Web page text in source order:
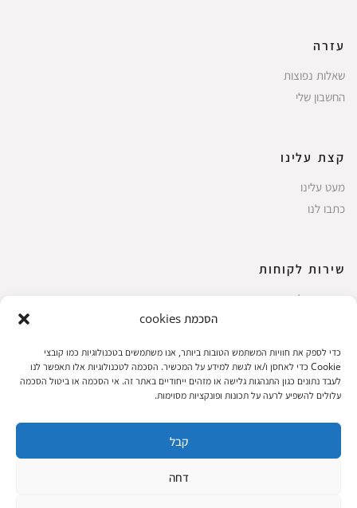
הסכמת cookies
כדי לספק את חוויות המשתמש הטובות ביותר, אנו משתמשים בטכנולוגיות כמו קובצי
Cookie כדי לאחסן ו/או לגשת למידע על המכשיר. הסכמה לטכנולוגיות אלו תאפשר לנו
לעבד נתונים כגון התנהגות גלישה או מזהים ייחודיים באתר זה. אי הסכמה או ביטול הסכמה
עלולים להשפיע לרעה על תכונות ופונקציות מסוימות.
קבל
דחה
עזרה
שאלות נפוצות
החשבון שלי
קצת עלינו
מעט עלינו
כתבו לנו
שירות לקוחות
החשבון שלי
עגלת קניות
תקנון אתר